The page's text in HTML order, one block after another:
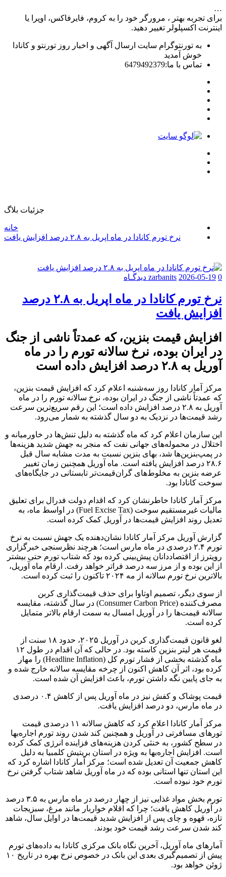
…
برای تجربه بهتر ، مرورگر خود را به کروم، فایرفاکس، اوپرا یا
اینترنت اکسپلولر تغییر دهید.
به تورنتوگرام سایت ارسال آگهی و اخبار روز تورنتو و کانادا
خوش آمدید
تماس با ما:6479492379
جزئیات بلاگ
خانه
نرخ تورم کانادا در ماه اپریل به ۲.۸ درصد افزایش یافت
zarbanits 2026-05-19 0 دیدگـاه
نرخ تورم کانادا در ماه اپریل به ۲.۸ درصد
افزایش یافت
افزایش قیمت بنزین، که عمدتاً ناشی از جنگ
در ایران بوده، نرخ سالانه تورم را در ماه
آوریل به ۲.۸ درصد افزایش داده است
مرکز آمار کانادا روز سه‌شنبه اعلام کرد که افزایش قیمت بنزین،
که عمدتاً ناشی از جنگ در ایران بوده، نرخ سالانه تورم را در ماه
آوریل به ۲.۸ درصد افزایش داده است؛ این رقم سریع‌ترین سرعت
رشد قیمت‌ها در نزدیک به دو سال گذشته به شمار می‌رود.
این سازمان اعلام کرد که ماه گذشته به دلیل تنش‌ها در خاورمیانه و
اختلال در محموله‌های جهانی نفت که منجر به جهش شدید هزینه‌ها
در پمپ‌بنزین‌ها شد، بهای بنزین نسبت به مدت مشابه سال قبل
۲۸.۶ درصد افزایش یافته است. ماه آوریل همچنین زمان تغییر
عرضه بنزین به مخلوط‌های گران‌قیمت‌تر تابستانی در جایگاه‌های
سوخت کانادا بود.
مرکز آمار کانادا خاطرنشان کرد که اقدام دولت فدرال برای تعلیق
مالیات غیرمستقیم سوخت (Fuel Excise Tax) در اواسط ماه، به
تعدیل روند افزایش قیمت‌ها در آوریل کمک کرده است.
گزارش آوریل مرکز آمار کانادا نشان‌دهنده یک جهش نسبت به نرخ
تورم ۲.۴ درصدی در ماه مارس است؛ هرچند نظرسنجی خبرگزاری
رویترز از اقتصاددانان پیش‌بینی کرده بود که شتاب تورم حتی بیشتر
از این بوده و از مرز سه درصد فراتر خواهد رفت. ارقام ماه آوریل،
بالاترین نرخ تورم سالانه از مه ۲۰۲۴ تاکنون را ثبت کرده است.
از سوی دیگر، تصمیم اوتاوا برای حذف قیمت‌گذاری کربن
مصرف‌کننده (Consumer Carbon Price) در سال گذشته، مقایسه
سالانه قیمت‌ها را در آوریل امسال به سمت ارقام بالاتر متمایل
کرده است.
لغو قانون قیمت‌گذاری کربن در آوریل ۲۰۲۵، حدود ۱۸ سنت از
قیمت هر لیتر بنزین کاسته بود. در حالی که آن اقدام در طول ۱۲
ماه گذشته بخشی از فشار تورم کل (Headline Inflation) را مهار
کرده بود، اثر آن کاهش اکنون از چرخه مقایسه سالانه خارج شده و
به جای پایین نگه داشتن تورم، باعث افزایش آن شده است.
قیمت پوشاک و کفش نیز در ماه آوریل پس از کاهش ۰.۴ درصدی
در ماه مارس، دو درصد افزایش یافت.
مرکز آمار کانادا اعلام کرد که کاهش سالانه ۱۱ درصدی قیمت
تورهای مسافرتی در آوریل و همچنین کند شدن روند تورم اجاره‌بها
در سطح کشور، به خنثی کردن هزینه‌های فزاینده انرژی کمک کرده
است. افزایش اجاره‌بها به ویژه در استان بریتیش کلمبیا به دلیل
کاهش جمعیت آن تعدیل شده است؛ مرکز آمار کانادا اشاره کرد که
این استان تنها استانی بوده که در ماه آوریل شاهد شتاب گرفتن نرخ
تورم خود نبوده است.
تورم بخش مواد غذایی نیز از چهار درصد در ماه مارس به ۳.۵ درصد
در آوریل کاهش یافت؛ چرا که اقلام خواربار مانند مرغ، سبزیجات
تازه، قهوه و چای پس از افزایش شدید قیمت‌ها در اوایل سال، شاهد
کند شدن سرعت رشد قیمت خود بودند.
آمارهای ماه آوریل، آخرین نگاه بانک مرکزی کانادا به داده‌های تورم
پیش از تصمیم‌گیری بعدی این بانک در خصوص نرخ بهره در تاریخ ۱۰
ژوئن خواهد بود.